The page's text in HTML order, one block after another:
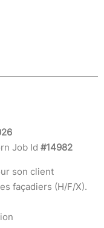
Job Id #14982
son client
façadiers (H/F/X).